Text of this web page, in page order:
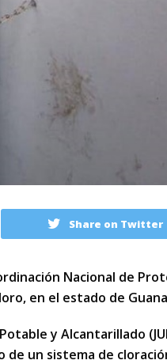
Share on Twitter
Nacional de
en el estado de
y Alcantarillado
un sistema de